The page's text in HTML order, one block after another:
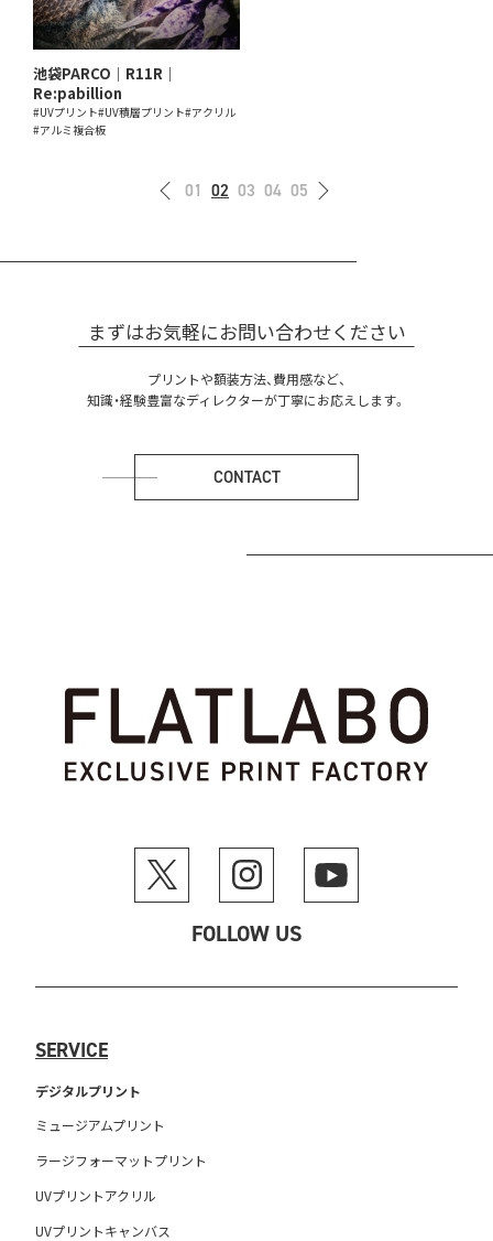
池袋PARCO｜R11R｜
Re:pabillion
#UVプリント#UV積層プリント#アクリル
#アルミ複合板
01 02 03 04 05
まずはお気軽にお問い合わせください
プリントや額装方法、費用感など、
知識・経験豊富なディレクターが丁寧にお応えします。
CONTACT
FOLLOW US
SERVICE
デジタルプリント
ミュージアムプリント
ラージフォーマットプリント
UVプリントアクリル
UVプリントキャンバス